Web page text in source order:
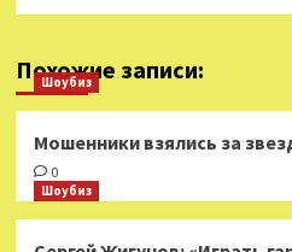
Похожие записи:
Шоубиз
Мошенники взялись за
0
Шоубиз